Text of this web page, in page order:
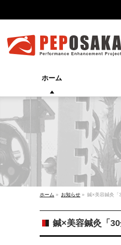
ホーム
ホーム » お知らせ » 鍼×美容鍼灸「
鍼×美容鍼灸「